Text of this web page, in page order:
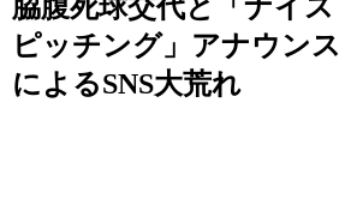
脇腹死球交代と「ナイス
ピッチング」アナウンス
によるSNS大荒れ